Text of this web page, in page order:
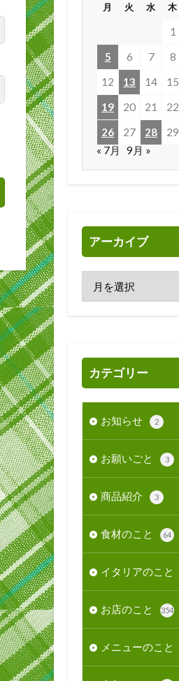
月 火 水 木
1
5
6 7 8
12
13 14 15
19
20 21 22
26
27 28 29
« 7月
9月 »
アーカイブ
カテゴリー
お知らせ 2
お願いごと 3
商品紹介 3
食材のこと 64
イタリアのこと
お店のこと 354
メニューのこと